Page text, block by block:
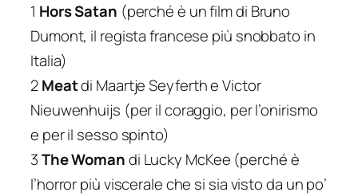
1 Hors Satan (perché è un film di Bruno
Dumont, il regista francese più snobbato in
Italia)
2Meatdi Maartje Seyferth e Victor
Nieuwenhuijs (per il coraggio, per l’onirismo
e per il sesso spinto)
3The Womandi Lucky McKee (perché è
l’horror più viscerale che si sia visto da un po’